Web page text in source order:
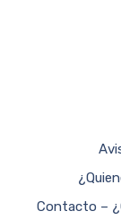
Contacto –